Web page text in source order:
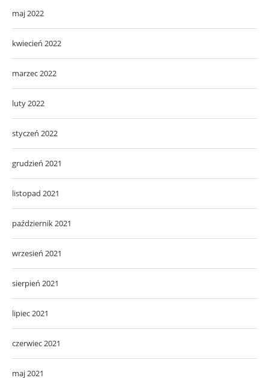
maj 2022
kwiecień 2022
marzec 2022
luty 2022
styczeń 2022
grudzień 2021
listopad 2021
październik 2021
wrzesień 2021
sierpień 2021
lipiec 2021
czerwiec 2021
maj 2021